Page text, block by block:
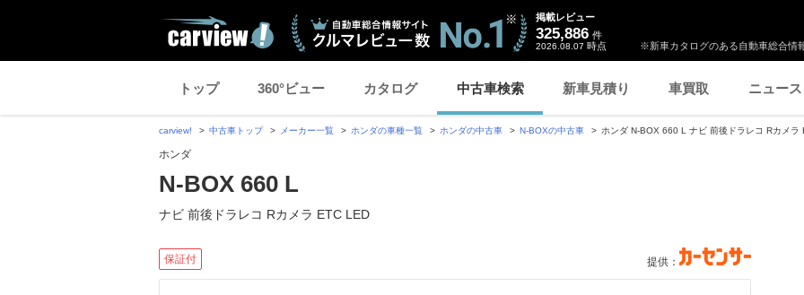
※新車カタログのある自動車総合情
掲載レビュー
325,886 件
2026.08.07 時点
トップ 360°ビュー カタログ 中古車検索 新車見積り 車買取 ニュース
carview! 中古車トップ メーカー一覧 ホンダの車種一覧 ホンダの中古車 N-BOXの中古車 ホンダ N-BOX 660 L ナビ 前後ドラレコ Rカメラ
ホンダ
N-BOX 660 L
ナビ 前後ドラレコ Rカメラ ETC LED
保証付 提供：